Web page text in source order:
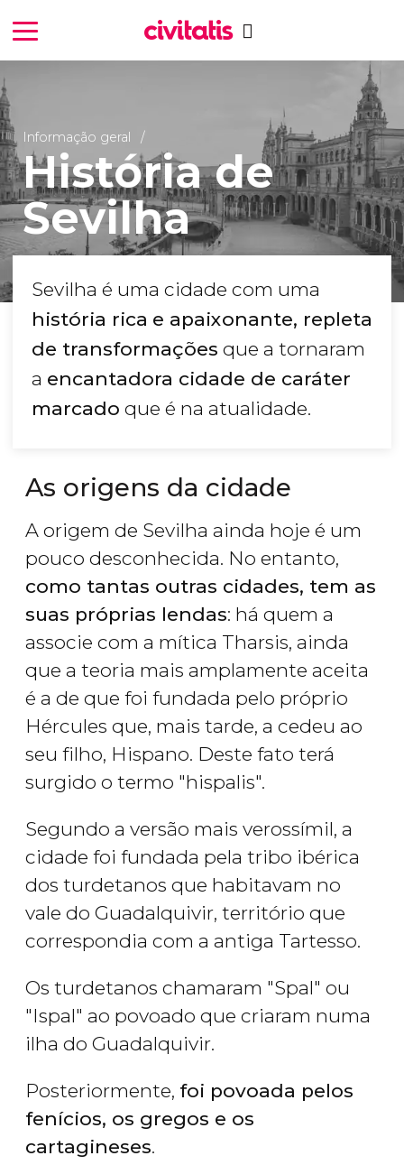
Informação geral
História de
Sevilha
Sevilha é uma cidade com uma
história rica e apaixonante, repleta
de transformações que a tornaram
a encantadora cidade de caráter
marcado que é na atualidade.
As origens da cidade
A origem de Sevilha ainda hoje é um
pouco desconhecida. No entanto,
como tantas outras cidades, tem as
suas próprias lendas: há quem a
associe com a mítica Tharsis, ainda
que a teoria mais amplamente aceita
é a de que foi fundada pelo próprio
Hércules que, mais tarde, a cedeu ao
seu filho, Hispano. Deste fato terá
surgido o termo "hispalis".
Segundo a versão mais verossímil, a
cidade foi fundada pela tribo ibérica
dos turdetanos que habitavam no
vale do Guadalquivir, território que
correspondia com a antiga Tartesso.
Os turdetanos chamaram "Spal" ou
"Ispal" ao povoado que criaram numa
ilha do Guadalquivir.
Posteriormente, foi povoada pelos
fenícios, os gregos e os
cartagineses.